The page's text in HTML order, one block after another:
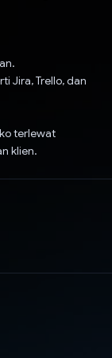
Jira, Trello, dan
terlewat
klien.